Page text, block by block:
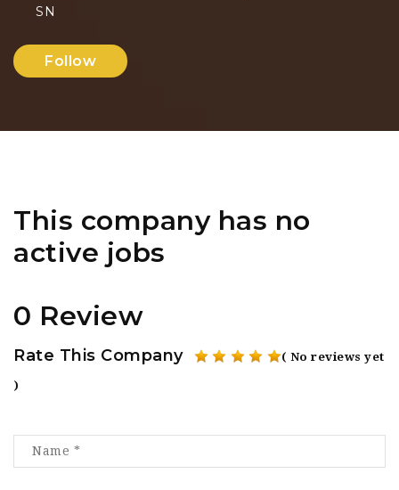
SN
Follow
This company has no
active jobs
0 Review
Rate This Company ( No reviews yet
)